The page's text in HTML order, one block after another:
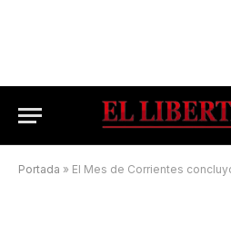
Portada » El Mes de Corrientes concluyó